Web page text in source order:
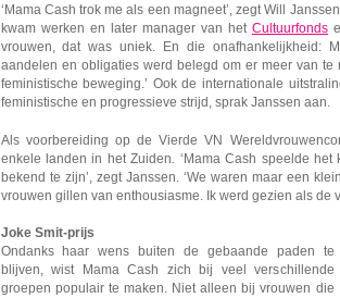
‘Mama Cash trok me als een magneet’, zegt Will
kwam werken en later manager van het Cultuurfonds
vrouwen, dat was uniek. En die onafhankelijkheid:
aandelen en obligaties werd belegd om er meer van
feministische beweging.’ Ook de internationale
feministische en progressieve strijd, sprak Janssen aan.
Als voorbereiding op de Vierde VN
enkele landen in het Zuiden
‘Mama Cash speelde
bekend te zijn’, zegt Janssen. ‘We waren maar een
vrouwen gillen van enthousiasme. Ik werd gezien als de
Joke Smit-prijs
Ondanks haar wens buiten de gebaande paden te
blijven, wist Mama Cash zich bij veel verschillende
groepen populair te maken. Niet alleen bij vrouwen die